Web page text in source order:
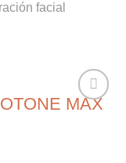
facial
MAX